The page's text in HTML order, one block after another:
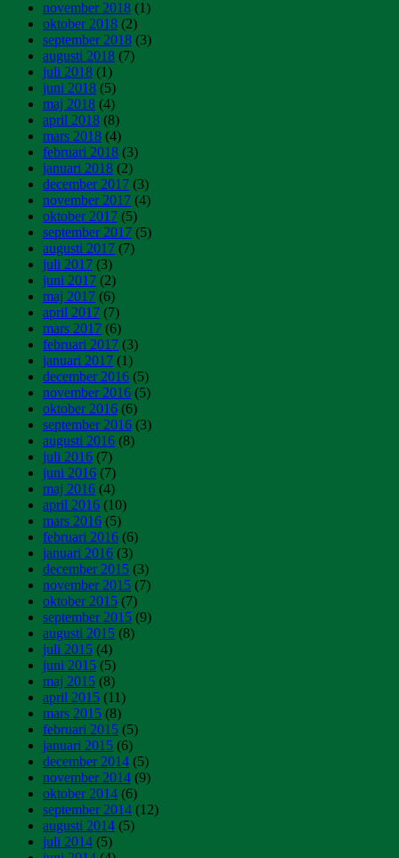
november 2018 (1)
oktober 2018 (2)
september 2018 (3)
augusti 2018 (7)
juli 2018 (1)
juni 2018 (5)
maj 2018 (4)
april 2018 (8)
mars 2018 (4)
februari 2018 (3)
januari 2018 (2)
december 2017 (3)
november 2017 (4)
oktober 2017 (5)
september 2017 (5)
augusti 2017 (7)
juli 2017 (3)
juni 2017 (2)
maj 2017 (6)
april 2017 (7)
mars 2017 (6)
februari 2017 (3)
januari 2017 (1)
december 2016 (5)
november 2016 (5)
oktober 2016 (6)
september 2016 (3)
augusti 2016 (8)
juli 2016 (7)
juni 2016 (7)
maj 2016 (4)
april 2016 (10)
mars 2016 (5)
februari 2016 (6)
januari 2016 (3)
december 2015 (3)
november 2015 (7)
oktober 2015 (7)
september 2015 (9)
augusti 2015 (8)
juli 2015 (4)
juni 2015 (5)
maj 2015 (8)
april 2015 (11)
mars 2015 (8)
februari 2015 (5)
januari 2015 (6)
december 2014 (5)
november 2014 (9)
oktober 2014 (6)
september 2014 (12)
augusti 2014 (5)
juli 2014 (5)